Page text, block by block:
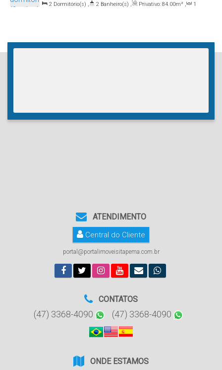
Itapema, Santa Catarina, Brasil
2 Dormitório(s) , 2 Banheiro(s) , Privativo: 84.00m² ,
1
ATENDIMENTO
Central do Cliente
portal@portalimoveisitapema.com.br
CONTATOS
(47) 3368-4090 (47) 3368-4090
ONDE ESTAMOS